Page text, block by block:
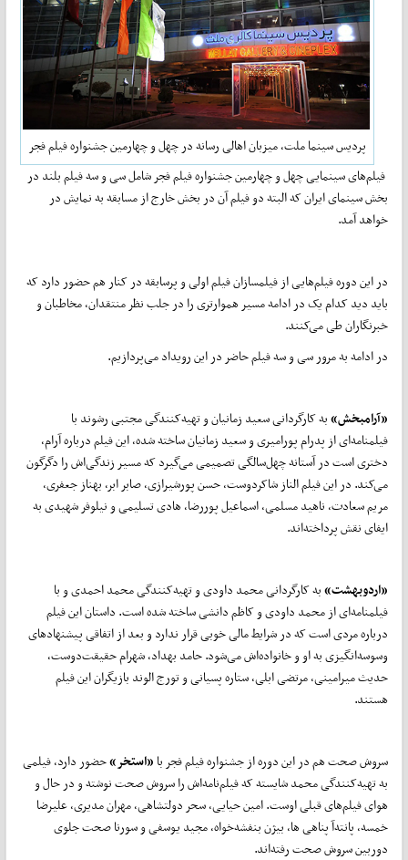
پردیس سینما ملت، میزبان اهالی رسانه در چهل و چهارمین جشنواره فیلم فجر
فیلم‌های سینمایی چهل‌ و چهارمین جشنواره فیلم فجر شامل سی و سه فیلم بلند در
بخش سینمای ایران که البته دو فیلم آن در بخش خارج از مسابقه به نمایش در
خواهد آمد.
در این دوره فیلم‌هایی از فیلمسازان فیلم اولی و پرسابقه در کنار هم حضور دارد که
باید دید کدام یک در ادامه مسیر هموارتری را در جلب نظر منتقدان، مخاطبان و
خبرنگاران طی می‌کنند.
در ادامه به مرور سی و سه فیلم حاضر در این رویداد می‌پردازیم.
«آرامبخش»به کارگردانی سعید زمانیان و تهیه‌کنندگی مجتبی رشوند با
فیلمنامه‌ای از پدرام پورامیری و سعید زمانیان ساخته شده، این فیلم درباره آرام،
دختری است در آستانه چهل‌سالگی تصمیمی می‌گیرد که مسیر زندگی‌‌اش را دگرگون
می‌کند. در این فیلم الناز شاکردوست، حسن پورشیرازی، صابر ابر، بهناز جعفری،
مریم سعادت، ناهید مسلمی، اسماعیل پوررضا، هادی تسلیمی و نیلوفر شهیدی به
ایفای نقش پرداخته‌اند.
«اردوبهشت»به کارگردانی محمد داودی و تهیه‌کنندگی محمد احمدی و با
فیلمنامه‌ای از محمد داودی و کاظم دانشی ساخته شده است. داستان این فیلم
درباره مردی است که در شرایط مالی خوبی قرار ندارد و بعد از اتفاقی پیشنهادهای
وسوسه‌انگیزی به او و خانواده‌اش می‌شود. حامد بهداد، شهرام حقیقت‌دوست،
حدیث میرامینی، مرتضی ابلی، ستاره پسیانی و تورج الوند بازیگران این فیلم
هستند.
سروش صحت هم در این دوره از جشنواره فیلم فجر با«استخر»حضور دارد، فیلمی
به تهیه‌کنندگی محمد شایسته که فیلم‌‌نامه‌اش را سروش صحت نوشته و در حال و
هوای فیلم‌های قبلی اوست. امین حیایی، سحر دولتشاهی، مهران مدیری، علیرضا
خمسه، پانته‌آ پناهی ها، بیژن بنفشه‌خواه، مجید یوسفی و سورنا صحت جلوی
دوربین سروش صحت رفته‌اند.